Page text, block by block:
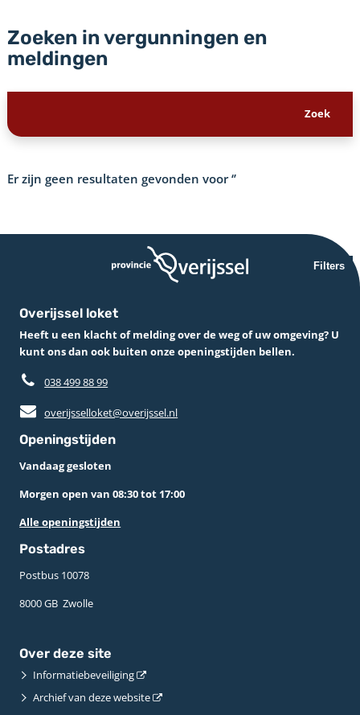
Zoeken in vergunningen en
meldingen
Er zijn geen resultaten gevonden voor‘’
Filters
Overijssel loket
Heeft u een klacht of melding over de weg of uw omgeving? U
kunt ons dan ook buiten onze openingstijden bellen.
038 499 88 99
overijsselloket@overijssel.nl
Openingstijden
Vandaag gesloten
Morgen open van 08:30 tot 17:00
Alle openingstijden
Postadres
Postbus 10078 ­
8000 GB ­ Zwolle
Over deze site
Informatiebeveiliging
Archief van deze website